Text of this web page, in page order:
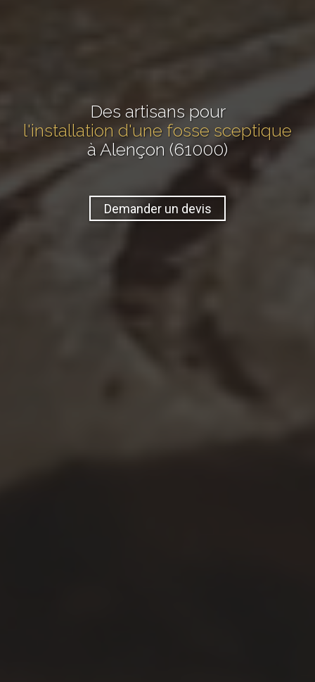
Des artisans pour
l'installation d'une fosse sceptique
à Alençon (61000)
Demander un devis